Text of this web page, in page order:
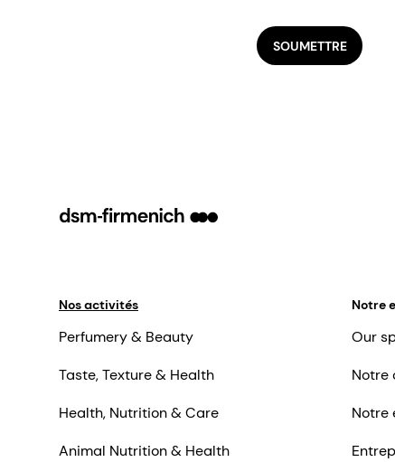
SOUMETTRE
Nos activités
Perfumery & Beauty
Taste, Texture & Health
Health, Nutrition & Care
Animal Nutrition & Health
Notre
Our
Notre
Notre